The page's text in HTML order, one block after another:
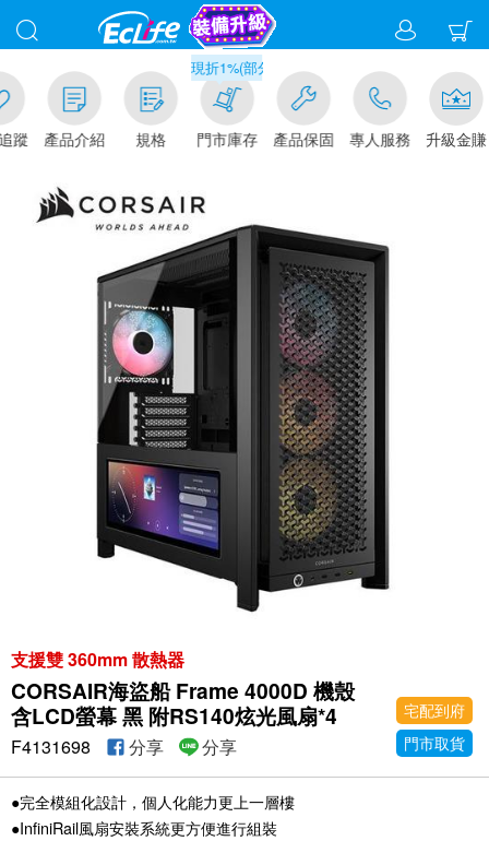
蹤 產品介紹 規格
滿千元門市取貨現折1%(部分商品不適用)-請點我看
門市庫存 產品保固 專人服務 升級金賺
支援雙 360mm 散熱器
CORSAIR海盜船 Frame 4000D 機殼
含LCD螢幕 黑 附RS140炫光風扇*4
宅配到府
門市取貨
F4131698 分享 分享
●完全模組化設計，個人化能力更上一層樓
●InfiniRail風扇安裝系統更方便進行組裝